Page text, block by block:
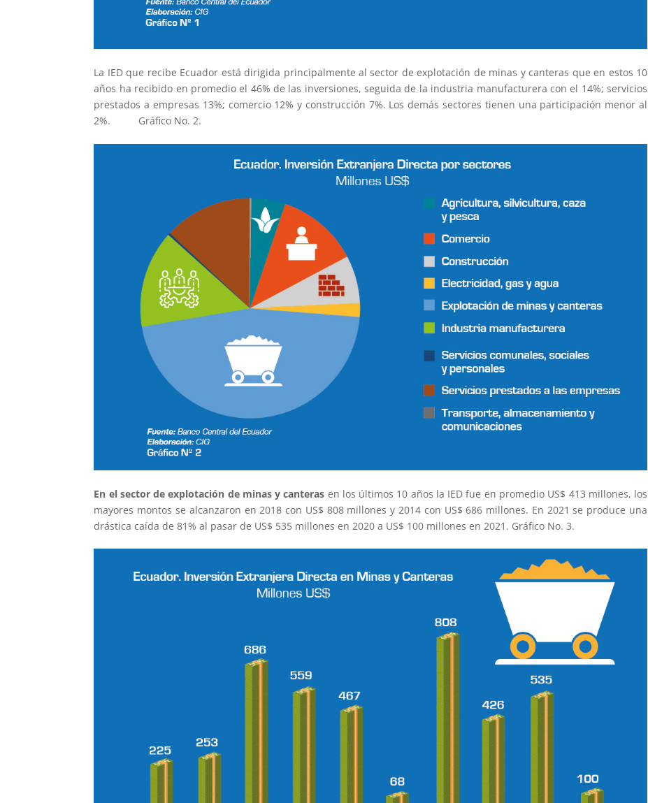
La IED que recibe Ecuador está dirigida principalmente al sector de explotación de minas y canteras que en estos 10
años ha recibido en promedio el 46% de las inversiones, seguida de la industria manufacturera con el 14%; servicios
prestados a empresas 13%; comercio 12% y construcción 7%. Los demás sectores tienen una participación menor al
2%. Gráfico No. 2.
En el sector de explotación de minas y canteras en los últimos 10 años la IED fue en promedio US$ 413 millones, los
mayores montos se alcanzaron en 2018 con US$ 808 millones y 2014 con US$ 686 millones. En 2021 se produce una
drástica caída de 81% al pasar de US$ 535 millones en 2020 a US$ 100 millones en 2021. Gráfico No. 3.